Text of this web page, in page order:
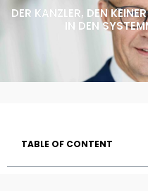
DER KANZLER, DEN
IN DEN
TABLE OF CONTENT